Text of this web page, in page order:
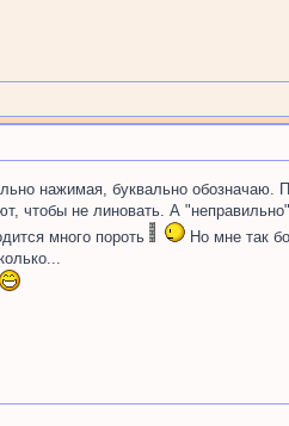
нажимая, буквально обозначаю.
чтобы не линовать. А
много пороть
Но мне так